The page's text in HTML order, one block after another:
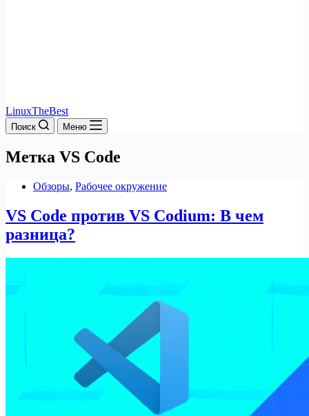
LinuxTheBest
Поиск Меню
Метка VS Code
Обзоры, Рабочее окружение
VS Code против VS Codium: В чем
разница?